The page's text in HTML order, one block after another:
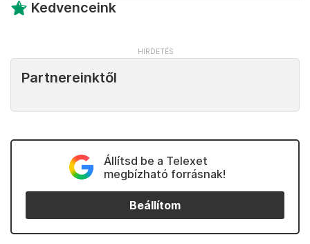
Kedvenceink
Partnereinktől
Állítsd be a Telexet
megbízható forrásnak!
Beállítom